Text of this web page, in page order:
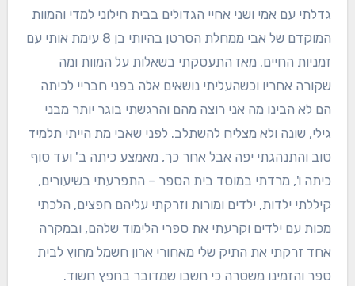
גדלתי עם אמי ושני אחיי הגדולים בבית חילוני למדי והמוות
המוקדם של אבי ממחלת הסרטן בהיותי בן 8 עימת אותי עם
זמניות החיים. מאז התעסקתי בשאלות על המוות ומה
שקורה אחריו וכשהעליתי נושאים אלה בפני חבריי לכיתה
הם לא הבינו מה אני רוצה מהם והרגשתי בוגר יותר מבני
גילי, שונה ולא מצליח להשתלב. לפני שאבי מת הייתי תלמיד
טוב והתנהגתי יפה אבל אחר כך, מאמצע כיתה ב' ועד סוף
כיתה ו', מרדתי במוסד בית הספר – התפרעתי בשיעורים,
קיללתי ילדות, ילדים ומורות וזרקתי עליהם חפצים, הלכתי
מכות עם ילדים וקרעתי את ספרי הלימוד שלהם, ובמקרה
אחד זרקתי את התיק שלי מאחורי ארון חשמל מחוץ לבית
ספר והזמינו משטרה כי חשבו שמדובר בחפץ חשוד.